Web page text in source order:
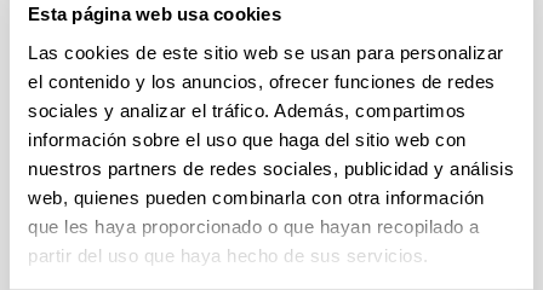
Esta página web usa cookies
Las cookies de este sitio web se usan para personalizar
el contenido y los anuncios, ofrecer funciones de redes
sociales y analizar el tráfico. Además, compartimos
información sobre el uso que haga del sitio web con
nuestros partners de redes sociales, publicidad y análisis
web, quienes pueden combinarla con otra información
que les haya proporcionado o que hayan recopilado a
partir del uso que haya hecho de sus servicios.
Investigadora principal:Itziar Idiazabal
Período: 2009-2012
Entidad financiadora:Ministerio de Ciencia
e Innovación (FFI 2009 – 13956 – CO2 – 01 (FILO))
Adaptación al euskara del nivel III del Inventario
del Desarrollo de las Habilidades Comunicativas